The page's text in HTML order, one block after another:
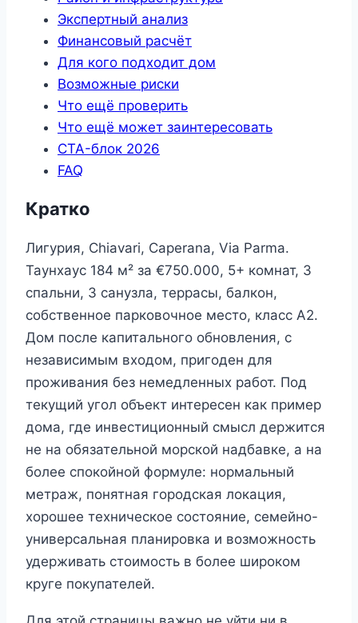
Экспертный анализ
Финансовый расчёт
Для кого подходит дом
Возможные риски
Что ещё проверить
Что ещё может заинтересовать
CTA-блок 2026
FAQ
Кратко
Лигурия, Chiavari, Caperana, Via Parma.
Таунхаус 184 м² за €750.000, 5+ комнат, 3
спальни, 3 санузла, террасы, балкон,
собственное парковочное место, класс A2.
Дом после капитального обновления, с
независимым входом, пригоден для
проживания без немедленных работ. Под
текущий угол объект интересен как пример
дома, где инвестиционный смысл держится
не на обязательной морской надбавке, а на
более спокойной формуле: нормальный
метраж, понятная городская локация,
хорошее техническое состояние, семейно-
универсальная планировка и возможность
удерживать стоимость в более широком
круге покупателей.